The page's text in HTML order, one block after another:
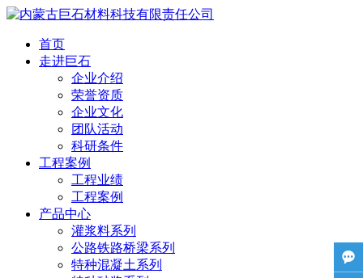
首页
走进巨石
企业介绍
荣誉资质
企业文化
团队活动
科研条件
工程案例
工程业绩
工程案例
产品中心
灌浆料系列
公路铁路桥梁系列
特种混凝土系列
